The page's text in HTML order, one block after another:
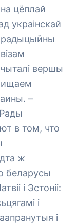
цёплай
украінскай
вершы
–
в том, что
ж
беларусы
і Эстоніі:
і
і